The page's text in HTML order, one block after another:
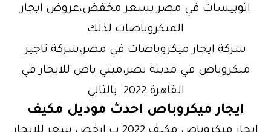
اتوبيسات في مصر بسعر مخفض،عروض ايجار
الميكروباصات لذلك
شركة ايجار ميكروباصات في مصر،شركة تاجير
ميكروباص في مدينة نصر،ميني باص للايجار في
القاهرة 2022 .بالتالي
ايجار ميكروباص احدث موديل مكيف